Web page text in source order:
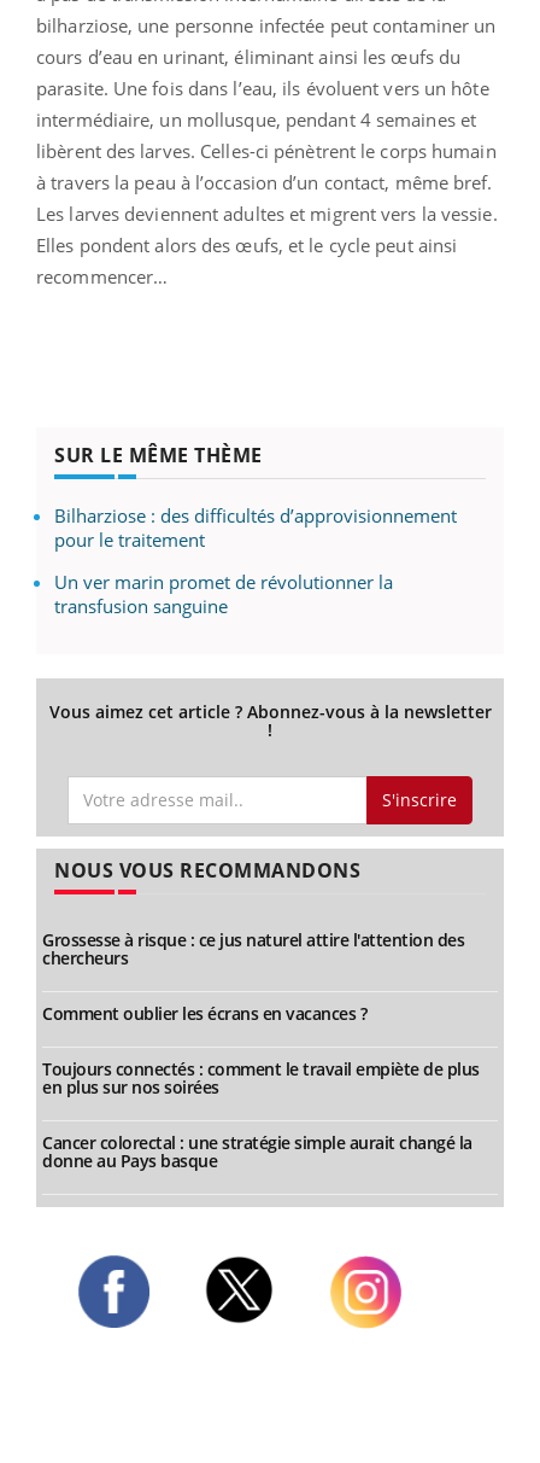
bilharziose, une personne infectée peut contaminer un
cours d’eau en urinant, éliminant ainsi les œufs du
parasite. Une fois dans l’eau, ils évoluent vers un hôte
intermédiaire, un mollusque, pendant 4 semaines et
libèrent des larves. Celles-ci pénètrent le corps humain
à travers la peau à l’occasion d’un contact, même bref.
Les larves deviennent adultes et migrent vers la vessie.
Elles pondent alors des œufs, et le cycle peut ainsi
recommencer…
SUR LE MÊME THÈME
Bilharziose : des difficultés d’approvisionnement
pour le traitement
Un ver marin promet de révolutionner la
transfusion sanguine
Vous aimez cet article ? Abonnez-vous à la newsletter
!
S'inscrire
NOUS VOUS RECOMMANDONS
Grossesse à risque : ce jus naturel attire l'attention des
chercheurs
Comment oublier les écrans en vacances ?
Toujours connectés : comment le travail empiète de plus
en plus sur nos soirées
Cancer colorectal : une stratégie simple aurait changé la
donne au Pays basque